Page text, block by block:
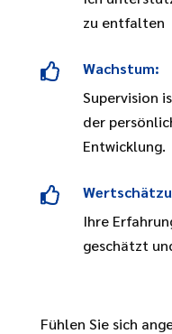
zu entfalten

Wachstum:
Supervision
der
Entwicklung.

Ihre
geschätzt
Fühlen Sie sich